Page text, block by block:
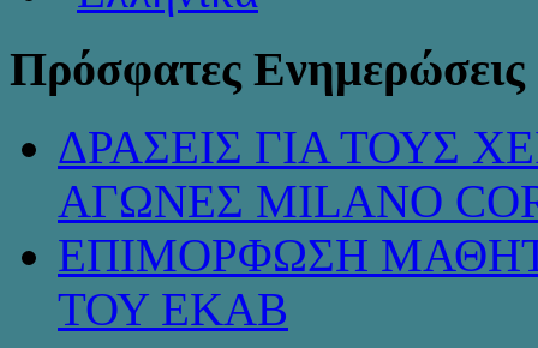
Πρόσφατες Ενημερώσεις
ΔΡΑΣΕΙΣ ΓΙΑ ΤΟΥΣ
ΑΓΩΝΕΣ MILANO
ΕΠΙΜΟΡΦΩΣΗ
ΤΟΥ ΕΚΑΒ